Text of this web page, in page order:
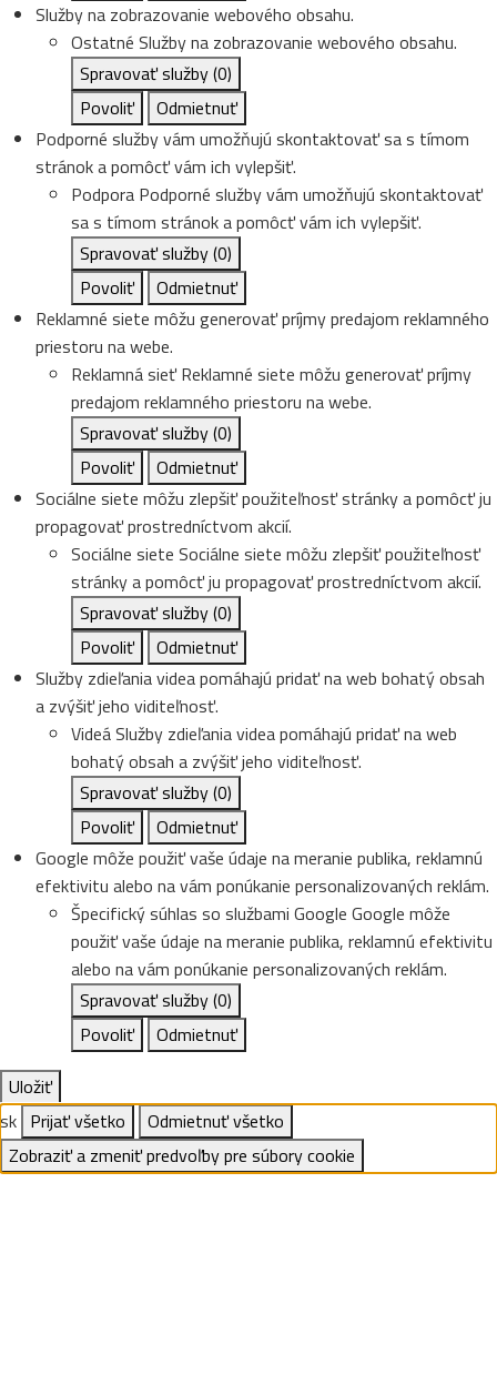
Služby na zobrazovanie webového obsahu.
Ostatné Služby na zobrazovanie webového obsahu.
Spravovať služby(0)
Povoliť
Odmietnuť
Podporné služby vám umožňujú skontaktovať sa s tímom
stránok a pomôcť vám ich vylepšiť.
Podpora Podporné služby vám umožňujú skontaktovať
sa s tímom stránok a pomôcť vám ich vylepšiť.
Spravovať služby(0)
Povoliť
Odmietnuť
Reklamné siete môžu generovať príjmy predajom reklamného
priestoru na webe.
Reklamná sieť Reklamné siete môžu generovať príjmy
predajom reklamného priestoru na webe.
Spravovať služby(0)
Povoliť
Odmietnuť
Sociálne siete môžu zlepšiť použiteľnosť stránky a pomôcť ju
propagovať prostredníctvom akcií.
Sociálne siete Sociálne siete môžu zlepšiť použiteľnosť
stránky a pomôcť ju propagovať prostredníctvom akcií.
Spravovať služby(0)
Povoliť
Odmietnuť
Služby zdieľania videa pomáhajú pridať na web bohatý obsah
a zvýšiť jeho viditeľnosť.
VideáSlužby zdieľania videa pomáhajú pridať na web
bohatý obsah a zvýšiť jeho viditeľnosť.
Spravovať služby(0)
Povoliť
Odmietnuť
Google môže použiť vaše údaje na meranie publika, reklamnú
efektivitu alebo na vám ponúkanie personalizovaných reklám.
Špecifický súhlas so službami Google Google môže
použiť vaše údaje na meranie publika, reklamnú efektivitu
alebo na vám ponúkanie personalizovaných reklám.
Spravovať služby(0)
Povoliť
Odmietnuť
Uložiť
sk Prijať všetko
Odmietnuť všetko
Zobraziť a zmeniť predvoľby pre súbory cookie